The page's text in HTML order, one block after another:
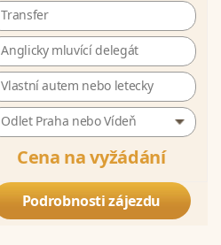
Transfer
Anglicky mluvící delegát
Vlastní autem nebo letecky
Odlet Praha nebo Vídeň
Cena na vyžádání
Podrobnosti zájezdu